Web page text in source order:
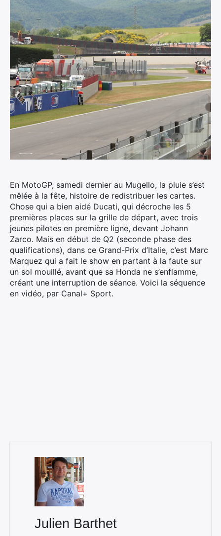
En MotoGP, samedi dernier au Mugello, la pluie s’est
mêlée à la fête, histoire de redistribuer les cartes.
Chose qui a bien aidé Ducati, qui décroche les 5
premières places sur la grille de départ, avec trois
jeunes pilotes en première ligne, devant Johann
Zarco. Mais en début de Q2 (seconde phase des
qualifications), dans ce Grand-Prix d’Italie, c’est Marc
Marquez qui a fait le show en partant à la faute sur
un sol mouillé, avant que sa Honda ne s’enflamme,
créant une interruption de séance. Voici la séquence
en vidéo, par Canal+ Sport.
Julien Barthet